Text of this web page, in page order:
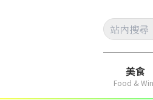
美食
Food &